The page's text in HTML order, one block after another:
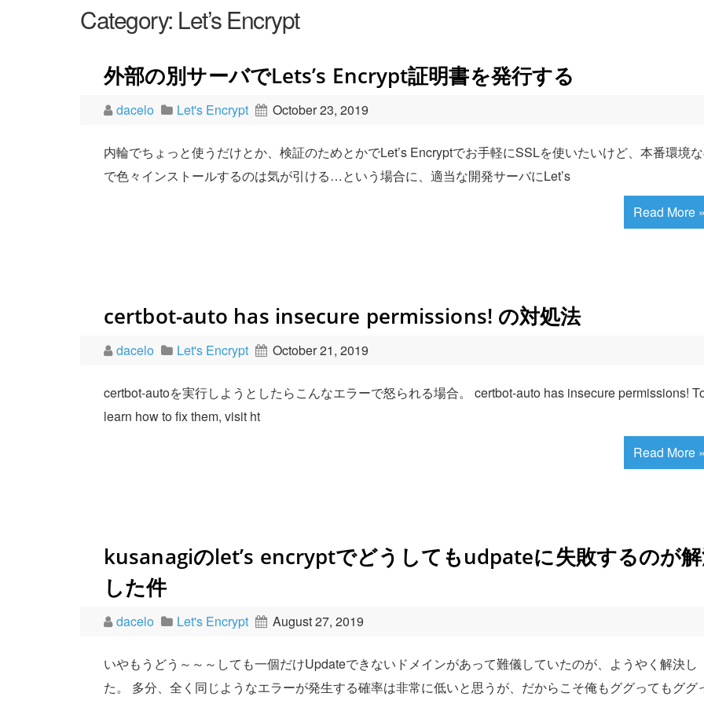
Category: Let’s Encrypt
外部の別サーバでLets’s Encrypt証明書を発行する
dacelo Let's Encrypt October 23, 2019
内輪でちょっと使うだけとか、検証のためとかでLet’s Encryptでお手軽にSSLを使いたいけど、本番環境
で色々インストールするのは気が引ける…という場合に、適当な開発サーバにLet’s
Read More
certbot-auto has insecure permissions! の対処法
dacelo Let's Encrypt October 21, 2019
certbot-autoを実行しようとしたらこんなエラーで怒られる場合。 certbot-auto has insecure permissions!
learn how to fix them, visit ht
Read More
kusanagiのlet’s encryptでどうしてもudpateに失敗するのが
した件
dacelo Let's Encrypt August 27, 2019
いやもうどう～～～しても一個だけUpdateできないドメインがあって難儀していたのが、ようやく解決し
た。 多分、全く同じようなエラーが発生する確率は非常に低いと思うが、だからこそ俺もググってもググ